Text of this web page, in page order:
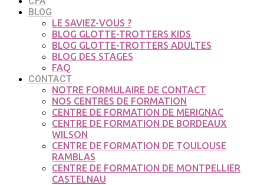
BLOG
LE SAVIEZ-VOUS ?
BLOG GLOTTE-TROTTERS KIDS
BLOG GLOTTE-TROTTERS ADULTES
BLOG DES STAGES
FAQ
CONTACT
NOTRE FORMULAIRE DE CONTACT
NOS CENTRES DE FORMATION
CENTRE DE FORMATION DE MERIGNAC
CENTRE DE FORMATION DE BORDEAUX
WILSON
CENTRE DE FORMATION DE TOULOUSE
RAMBLAS
CENTRE DE FORMATION DE MONTPELLIER
CASTELNAU